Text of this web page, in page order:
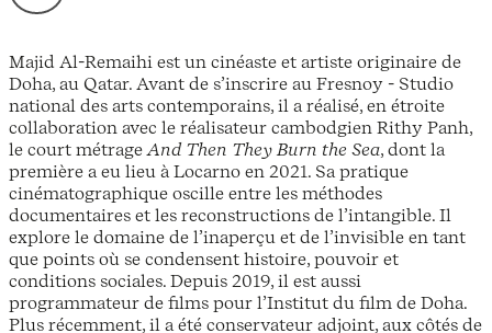
Majid Al-Remaihi est un cinéaste et artiste originaire de
Doha, au Qatar. Avant de s’inscrire au Fresnoy - Studio
national des arts contemporains, il a réalisé, en étroite
collaboration avec le réalisateur cambodgien Rithy Panh,
le court métrageAnd Then They Burn the Sea, dont la
première a eu lieu à Locarno en 2021. Sa pratique
cinématographique oscille entre les méthodes
documentaires et les reconstructions de l’intangible. Il
explore le domaine de l’inaperçu et de l’invisible en tant
que points où se condensent histoire, pouvoir et
conditions sociales. Depuis 2019, il est aussi
programmateur de films pour l’Institut du film de Doha.
Plus récemment, il a été conservateur adjoint, aux côtés de